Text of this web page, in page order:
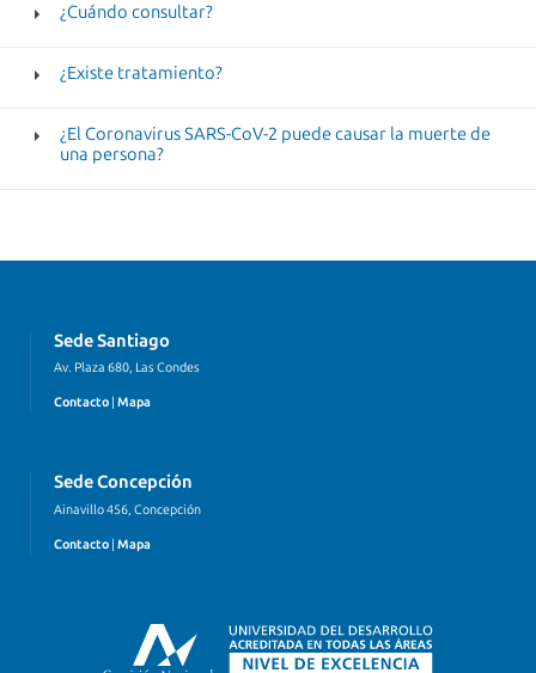
¿Cuándo consultar?
¿Existe tratamiento?
¿El Coronavirus SARS-CoV-2 puede causar la muerte de
una persona?
Sede Santiago
Av. Plaza 680, Las Condes
Contacto Mapa
Sede Concepción
Ainavillo 456, Concepción
Contacto | Mapa